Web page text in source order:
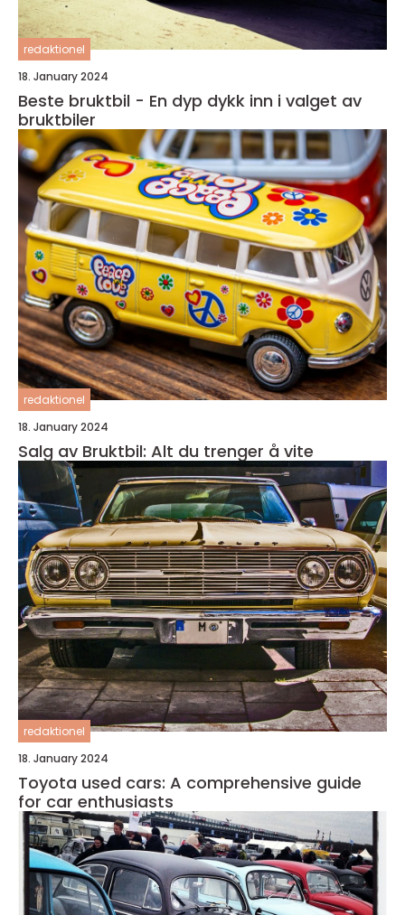
redaktionel
18. January 2024
Beste bruktbil - En dyp dykk inn i valget av
bruktbiler
redaktionel
18. January 2024
Salg av Bruktbil: Alt du trenger å vite
redaktionel
18. January 2024
Toyota used cars: A comprehensive guide
for car enthusiasts